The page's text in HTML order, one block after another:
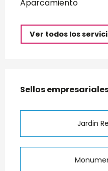
Aparcamiento
Ver todos los
Oferta de
Sellos
Sellos
Jardin